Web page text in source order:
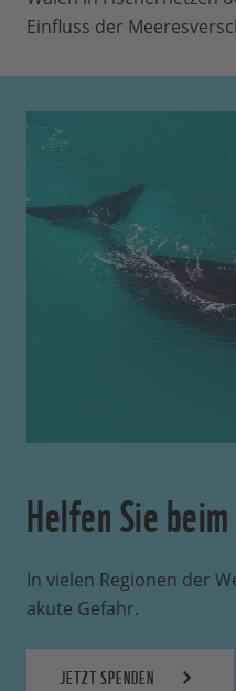
Einfluss der
Helfen Sie
In vielen Regionen der
akute Gefahr.
JETZT SPENDEN